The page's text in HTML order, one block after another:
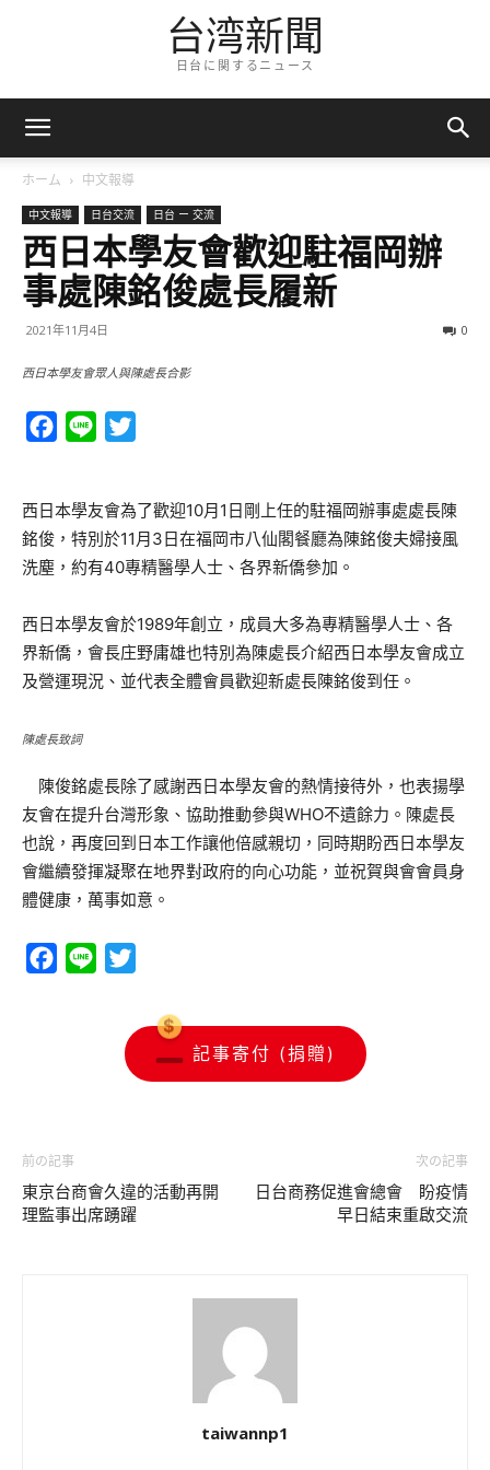
台湾新聞
日台に関するニュース
ホーム 中文報導
中文報導 日台交流 日台 ー 交流
西日本學友會歡迎駐福岡辦
事處陳銘俊處長履新
2021年11月4日 0
西日本學友會眾人與陳處長合影
Facebook
Line
西日本學友會為了歡迎10月1日剛上任的駐福岡辦事處處長陳
銘俊，特別於11月3日在福岡市八仙閣餐廳為陳銘俊夫婦接風
洗塵，約有40專精醫學人士、各界新僑參加。
西日本學友會於1989年創立，成員大多為專精醫學人士、各
界新僑，會長庄野庸雄也特別為陳處長介紹西日本學友會成立
及營運現況、並代表全體會員歡迎新處長陳銘俊到任。
陳處長致詞
陳俊銘處長除了感謝西日本學友會的熱情接待外，也表揚學
友會在提升台灣形象、協助推動參與WHO不遺餘力。陳處長
也說，再度回到日本工作讓他倍感親切，同時期盼西日本學友
會繼續發揮凝聚在地界對政府的向心功能，並祝賀與會會員身
體健康，萬事如意。
Facebook
Line
記事寄付 (捐贈)
前の記事
東京台商會久違的活動再開
理監事出席踴躍
次の記事
日台商務促進會總會 盼疫情
早日結束重啟交流
taiwannp1